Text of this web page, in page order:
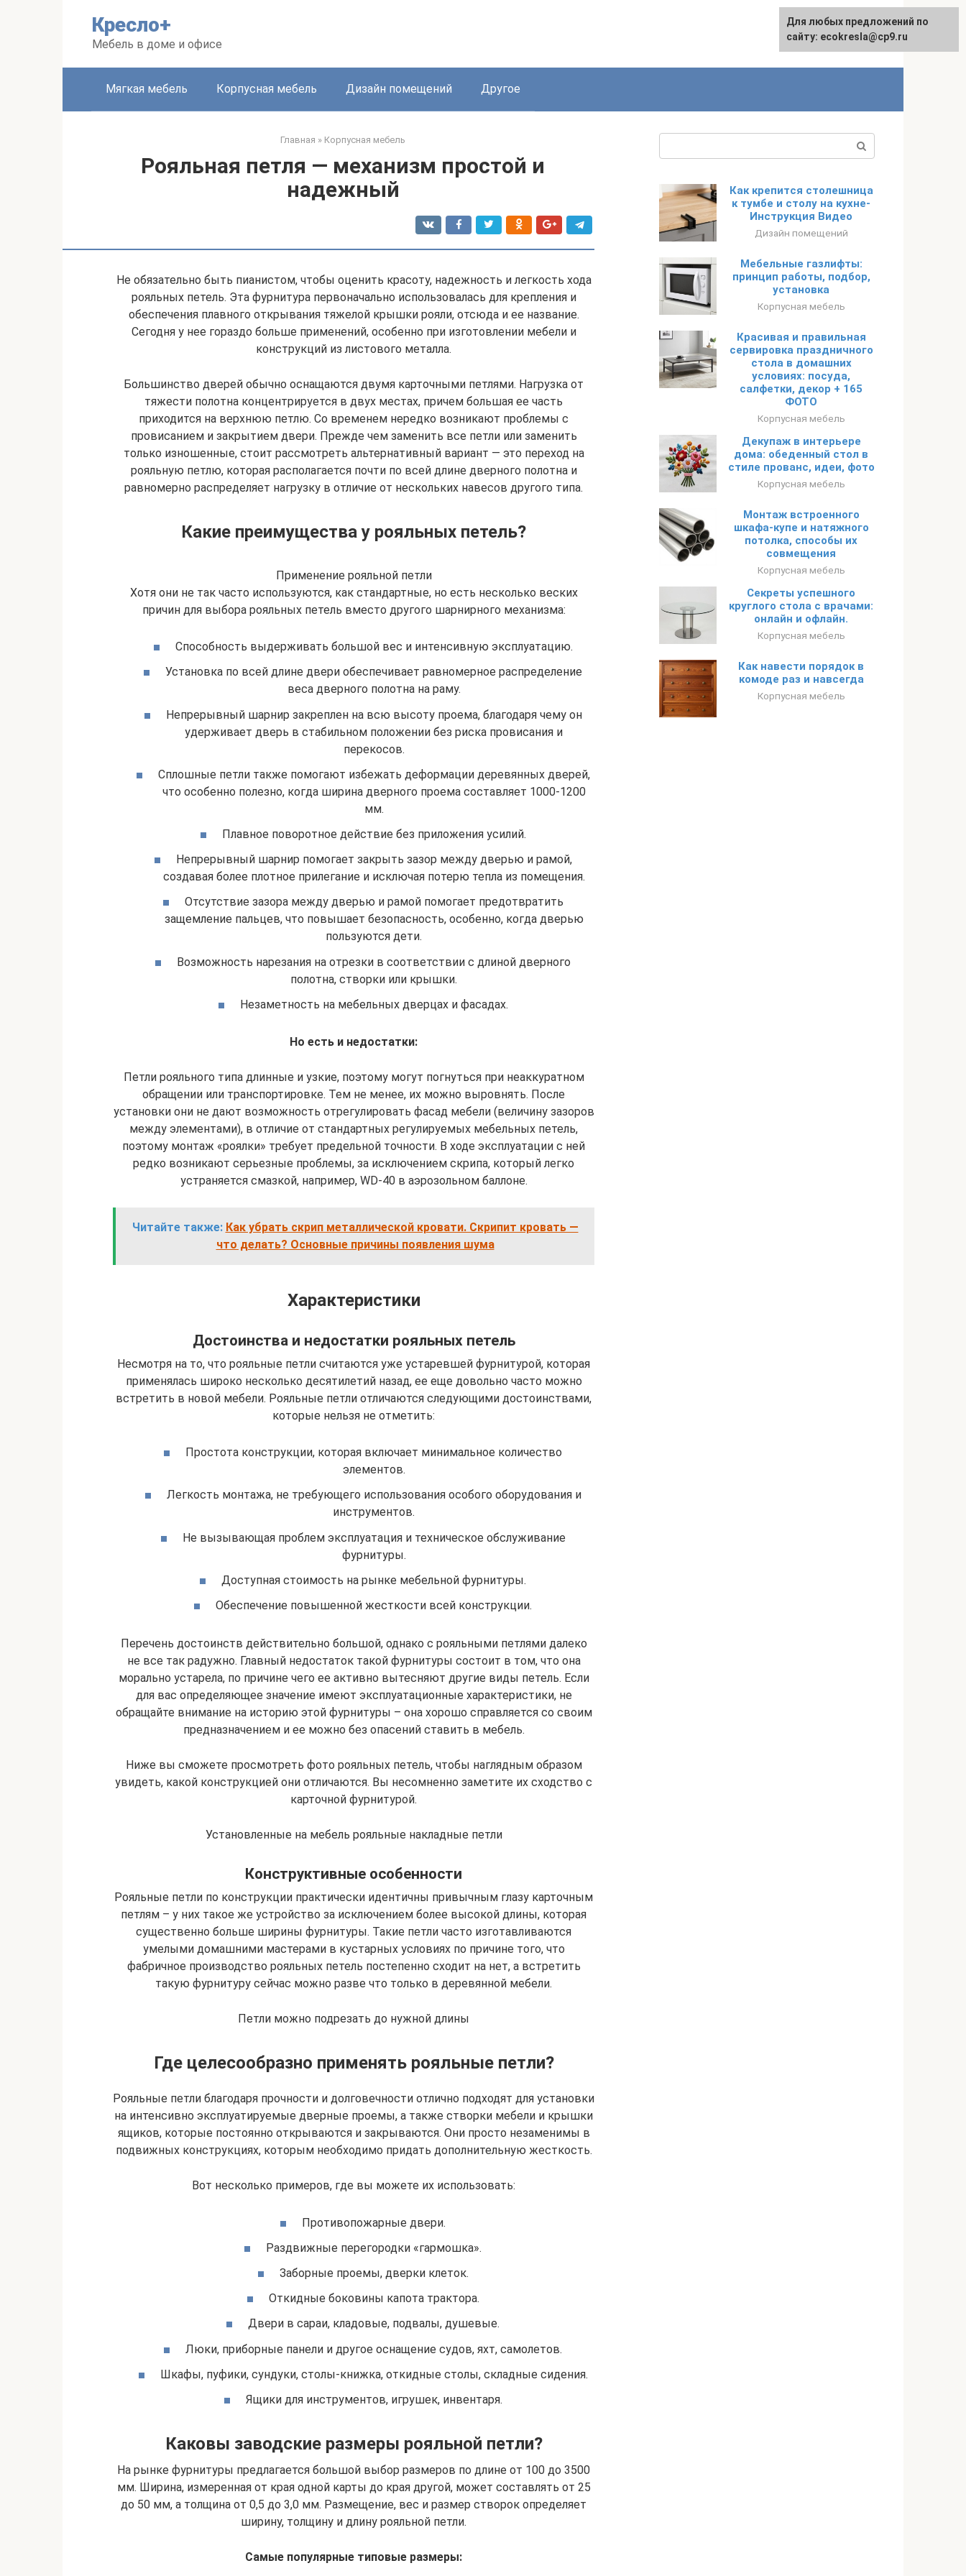
Кресло+
Мебель в доме и офисе
Мягкая мебель Корпусная мебель Дизайн помещений Другое
Главная » Корпусная мебель
Рояльная петля — механизм простой и
надежный
Не обязательно быть пианистом, чтобы оценить красоту, надежность и легкость хода
рояльных петель. Эта фурнитура первоначально использовалась для крепления и
обеспечения плавного открывания тяжелой крышки рояли, отсюда и ее название.
Сегодня у нее гораздо больше применений, особенно при изготовлении мебели и
конструкций из листового металла.
Большинство дверей обычно оснащаются двумя карточными петлями. Нагрузка от
тяжести полотна концентрируется в двух местах, причем большая ее часть
приходится на верхнюю петлю. Со временем нередко возникают проблемы с
провисанием и закрытием двери. Прежде чем заменить все петли или заменить
только изношенные, стоит рассмотреть альтернативный вариант — это переход на
рояльную петлю, которая располагается почти по всей длине дверного полотна и
равномерно распределяет нагрузку в отличие от нескольких навесов другого типа.
Какие преимущества у рояльных петель?
Применение рояльной петли
Хотя они не так часто используются, как стандартные, но есть несколько веских
причин для выбора рояльных петель вместо другого шарнирного механизма:
Способность выдерживать большой вес и интенсивную эксплуатацию.
Установка по всей длине двери обеспечивает равномерное распределение
веса дверного полотна на раму.
Непрерывный шарнир закреплен на всю высоту проема, благодаря чему он
удерживает дверь в стабильном положении без риска провисания и
перекосов.
Сплошные петли также помогают избежать деформации деревянных дверей,
что особенно полезно, когда ширина дверного проема составляет 1000-1200
мм.
Плавное поворотное действие без приложения усилий.
Непрерывный шарнир помогает закрыть зазор между дверью и рамой,
создавая более плотное прилегание и исключая потерю тепла из помещения.
Отсутствие зазора между дверью и рамой помогает предотвратить
защемление пальцев, что повышает безопасность, особенно, когда дверью
пользуются дети.
Возможность нарезания на отрезки в соответствии с длиной дверного
полотна, створки или крышки.
Незаметность на мебельных дверцах и фасадах.
Но есть и недостатки:
Петли рояльного типа длинные и узкие, поэтому могут погнуться при неаккуратном
обращении или транспортировке. Тем не менее, их можно выровнять. После
установки они не дают возможность отрегулировать фасад мебели (величину зазоров
между элементами), в отличие от стандартных регулируемых мебельных петель,
поэтому монтаж «роялки» требует предельной точности. В ходе эксплуатации с ней
редко возникают серьезные проблемы, за исключением скрипа, который легко
устраняется смазкой, например, WD-40 в аэрозольном баллоне.
Читайте также: Как убрать скрип металлической кровати. Скрипит кровать —
что делать? Основные причины появления шума
Характеристики
Достоинства и недостатки рояльных петель
Несмотря на то, что рояльные петли считаются уже устаревшей фурнитурой, которая
применялась широко несколько десятилетий назад, ее еще довольно часто можно
встретить в новой мебели. Рояльные петли отличаются следующими достоинствами,
которые нельзя не отметить:
Простота конструкции, которая включает минимальное количество
элементов.
Легкость монтажа, не требующего использования особого оборудования и
инструментов.
Не вызывающая проблем эксплуатация и техническое обслуживание
фурнитуры.
Доступная стоимость на рынке мебельной фурнитуры.
Обеспечение повышенной жесткости всей конструкции.
Перечень достоинств действительно большой, однако с рояльными петлями далеко
не все так радужно. Главный недостаток такой фурнитуры состоит в том, что она
морально устарела, по причине чего ее активно вытесняют другие виды петель. Если
для вас определяющее значение имеют эксплуатационные характеристики, не
обращайте внимание на историю этой фурнитуры – она хорошо справляется со своим
предназначением и ее можно без опасений ставить в мебель.
Ниже вы сможете просмотреть фото рояльных петель, чтобы наглядным образом
увидеть, какой конструкцией они отличаются. Вы несомненно заметите их сходство с
карточной фурнитурой.
Установленные на мебель рояльные накладные петли
Конструктивные особенности
Рояльные петли по конструкции практически идентичны привычным глазу карточным
петлям – у них такое же устройство за исключением более высокой длины, которая
существенно больше ширины фурнитуры. Такие петли часто изготавливаются
умелыми домашними мастерами в кустарных условиях по причине того, что
фабричное производство рояльных петель постепенно сходит на нет, а встретить
такую фурнитуру сейчас можно разве что только в деревянной мебели.
Петли можно подрезать до нужной длины
Где целесообразно применять рояльные петли?
Рояльные петли благодаря прочности и долговечности отлично подходят для установки
на интенсивно эксплуатируемые дверные проемы, а также створки мебели и крышки
ящиков, которые постоянно открываются и закрываются. Они просто незаменимы в
подвижных конструкциях, которым необходимо придать дополнительную жесткость.
Вот несколько примеров, где вы можете их использовать:
Противопожарные двери.
Раздвижные перегородки «гармошка».
Заборные проемы, дверки клеток.
Откидные боковины капота трактора.
Двери в сараи, кладовые, подвалы, душевые.
Люки, приборные панели и другое оснащение судов, яхт, самолетов.
Шкафы, пуфики, сундуки, столы-книжка, откидные столы, складные сидения.
Ящики для инструментов, игрушек, инвентаря.
Каковы заводские размеры рояльной петли?
На рынке фурнитуры предлагается большой выбор размеров по длине от 100 до 3500
мм. Ширина, измеренная от края одной карты до края другой, может составлять от 25
до 50 мм, а толщина от 0,5 до 3,0 мм. Размещение, вес и размер створок определяет
ширину, толщину и длину рояльной петли.
Самые популярные типовые размеры:
Как крепится столешница
к тумбе и столу на кухне-
Инструкция Видео
Дизайн помещений
Мебельные газлифты:
принцип работы, подбор,
установка
Корпусная мебель
Красивая и правильная
сервировка праздничного
стола в домашних
условиях: посуда,
салфетки, декор + 165
ФОТО
Корпусная мебель
Декупаж в интерьере
дома: обеденный стол в
стиле прованс, идеи, фото
Корпусная мебель
Монтаж встроенного
шкафа-купе и натяжного
потолка, способы их
совмещения
Корпусная мебель
Секреты успешного
круглого стола с врачами:
онлайн и офлайн.
Корпусная мебель
Как навести порядок в
комоде раз и навсегда
Корпусная мебель
Для любых предложений по
сайту: ecokresla@cp9.ru